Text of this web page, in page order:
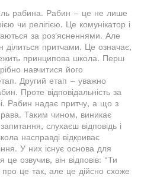
рабина. Рабин – це не лише
чи релігією. Це комунікатор і
за роз'ясненнями. Але
ділиться притчами. Це означає,
принципова школа. Перш
навчитися його
Другий етап – уважно
Проте відповідальність за
Рабин надає притчу, а що з
Таким чином, виникає
слухаєш відповідь і
насправді відкриває
У них існує основа для
це озвучив, він відповів: "Ти
це так, але це дійсно схоже